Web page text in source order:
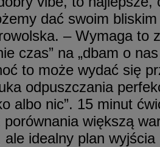
dać swoim
– Wymaga to
czas” na „dbam o
to może wydać się
odpuszczania
albo nic”. 15 minut
większą
ale idealny plan